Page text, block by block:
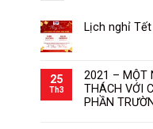
Lịch nghỉ
25
Th3
2021 – MỘT
THÁCH VỚI
PHẦN